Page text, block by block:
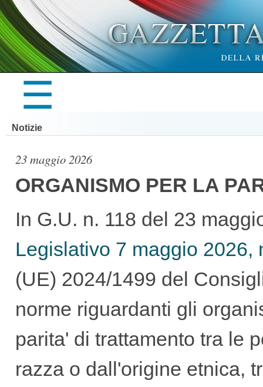
☰
×
LA
GAZZETTA
UFFICIALE
GUIDA
ALL'USO
Notizie
23 maggio 2026
ORGANISMO PER LA
In G.U. n. 118 del 23
Legislativo 7 maggio 2026,
(UE) 2024/1499 del
norme riguardanti gli
parita' di trattamento tra le
razza o dall'origine etnica,